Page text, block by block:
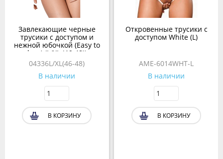
Завлекающие черные
трусики с доступом и
нежной юбочкой (Easy to
love) (L/XL (46-48))
04336L/XL(46-48)
В наличии
В КОРЗИНУ
Откровенные трусики с
доступом White (L)
AME-6014WHT-L
В наличии
В КОРЗИНУ